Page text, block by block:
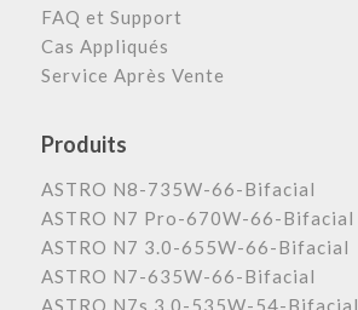
FAQ et Support
Cas Appliqués
Service Après Vente
Produits
ASTRO N8-735W-66-Bifacial
ASTRO N7 Pro-670W-66-Bifacial
ASTRO N7 3.0-655W-66-Bifacial
ASTRO N7-635W-66-Bifacial
ASTRO N7s 3.0-535W-54-Bifacial